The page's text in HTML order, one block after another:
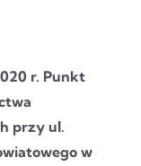
r. Punkt
przy ul.
w